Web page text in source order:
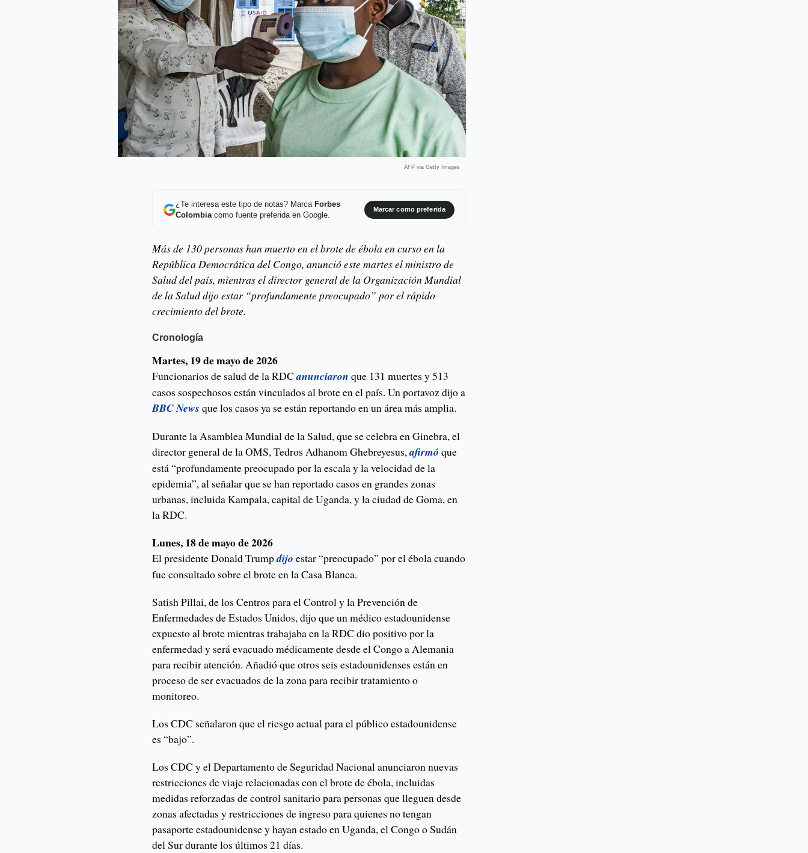
AFP via Getty Images
¿Te interesa este tipo de notas? Marca Forbes
Colombiacomo fuente preferida en Google.
Marcar como preferida
Más de 130 personas han muerto en el brote de ébola en curso en la
República Democrática del Congo, anunció este martes el ministro de
Salud del país, mientras el director general de la Organización Mundial
de la Salud dijo estar “profundamente preocupado” por el rápido
crecimiento del brote.
Cronología
Martes, 19 de mayo de 2026
Funcionarios de salud de la RDCanunciaron que 131 muertes y 513
casos sospechosos están vinculados al brote en el país. Un portavoz dijo a
BBC News que los casos ya se están reportando en un área más amplia.
Durante la Asamblea Mundial de la Salud, que se celebra en Ginebra, el
director general de la OMS, Tedros Adhanom Ghebreyesus,afirmó que
está “profundamente preocupado por la escala y la velocidad de la
epidemia”, al señalar que se han reportado casos en grandes zonas
urbanas, incluida Kampala, capital de Uganda, y la ciudad de Goma, en
la RDC.
Lunes, 18 de mayo de 2026
El presidente Donald Trumpdijo estar “preocupado” por el ébola cuando
fue consultado sobre el brote en la Casa Blanca.
Satish Pillai, de los Centros para el Control y la Prevención de
Enfermedades de Estados Unidos, dijo que un médico estadounidense
expuesto al brote mientras trabajaba en la RDC dio positivo por la
enfermedad y será evacuado médicamente desde el Congo a Alemania
para recibir atención. Añadió que otros seis estadounidenses están en
proceso de ser evacuados de la zona para recibir tratamiento o
monitoreo.
Los CDC señalaron que el riesgo actual para el público estadounidense
es “bajo”.
Los CDC y el Departamento de Seguridad Nacional anunciaron nuevas
restricciones de viaje relacionadas con el brote de ébola, incluidas
medidas reforzadas de control sanitario para personas que lleguen desde
zonas afectadas y restricciones de ingreso para quienes no tengan
pasaporte estadounidense y hayan estado en Uganda, el Congo o Sudán
del Sur durante los últimos 21 días.